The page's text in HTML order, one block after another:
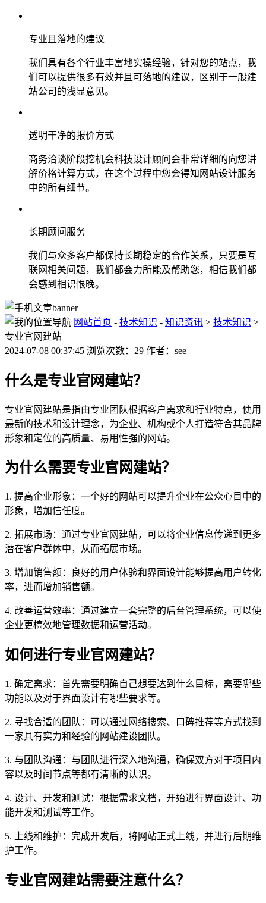
专业且落地的建议
我们具有各个行业丰富地实操经验，针对您的站点，我
们可以提供很多有效并且可落地的建议，区别于一般建
站公司的浅显意见。
透明干净的报价方式
商务洽谈阶段挖机会科技设计顾问会非常详细的向您讲
解价格计算方式，在这个过程中您会得知网站设计服务
中的所有细节。
长期顾问服务
我们与众多客户都保持长期稳定的合作关系，只要是互
联网相关问题，我们都会力所能及帮助您，相信我们都
会感到相识恨晚。
网站首页 - 技术知识 - 知识资讯 > 技术知识 >
专业官网建站
2024-07-08 00:37:45 浏览次数：29 作者：see
什么是专业官网建站？
专业官网建站是指由专业团队根据客户需求和行业特点，使用
最新的技术和设计理念，为企业、机构或个人打造符合其品牌
形象和定位的高质量、易用性强的网站。
为什么需要专业官网建站？
1. 提高企业形象：一个好的网站可以提升企业在公众心目中的
形象，增加信任度。
2. 拓展市场：通过专业官网建站，可以将企业信息传递到更多
潜在客户群体中，从而拓展市场。
3. 增加销售额：良好的用户体验和界面设计能够提高用户转化
率，进而增加销售额。
4. 改善运营效率：通过建立一套完整的后台管理系统，可以使
企业更槁效地管理数据和运营活动。
如何进行专业官网建站？
1. 确定需求：首先需要明确自己想要达到什么目标，需要哪些
功能以及对于界面设计有哪些要求等。
2. 寻找合适的团队：可以通过网络搜索、口碑推荐等方式找到
一家具有实力和经验的网站建设团队。
3. 与团队沟通：与团队进行深入地沟通，确保双方对于项目内
容以及时间节点等都有清晰的认识。
4. 设计、开发和测试：根据需求文档，开始进行界面设计、功
能开发和测试等工作。
5. 上线和维护：完成开发后，将网站正式上线，并进行后期维
护工作。
专业官网建站需要注意什么？